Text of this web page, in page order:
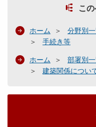
こ
ホーム 分野別
手続き等
ホーム 部署別
建築関係につい